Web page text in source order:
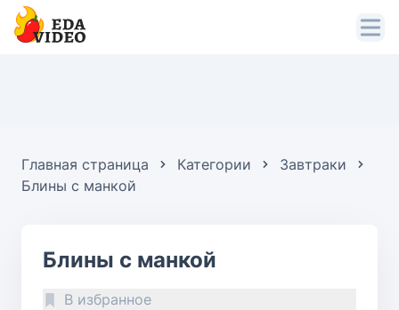
Главная страница Категории
Завтраки
Блины с манкой
Блины с манкой
В избранное